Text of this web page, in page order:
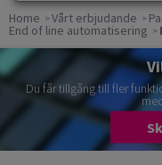
Home Vårt erbjudande
End of line automatisering
Du får tillgång till fler